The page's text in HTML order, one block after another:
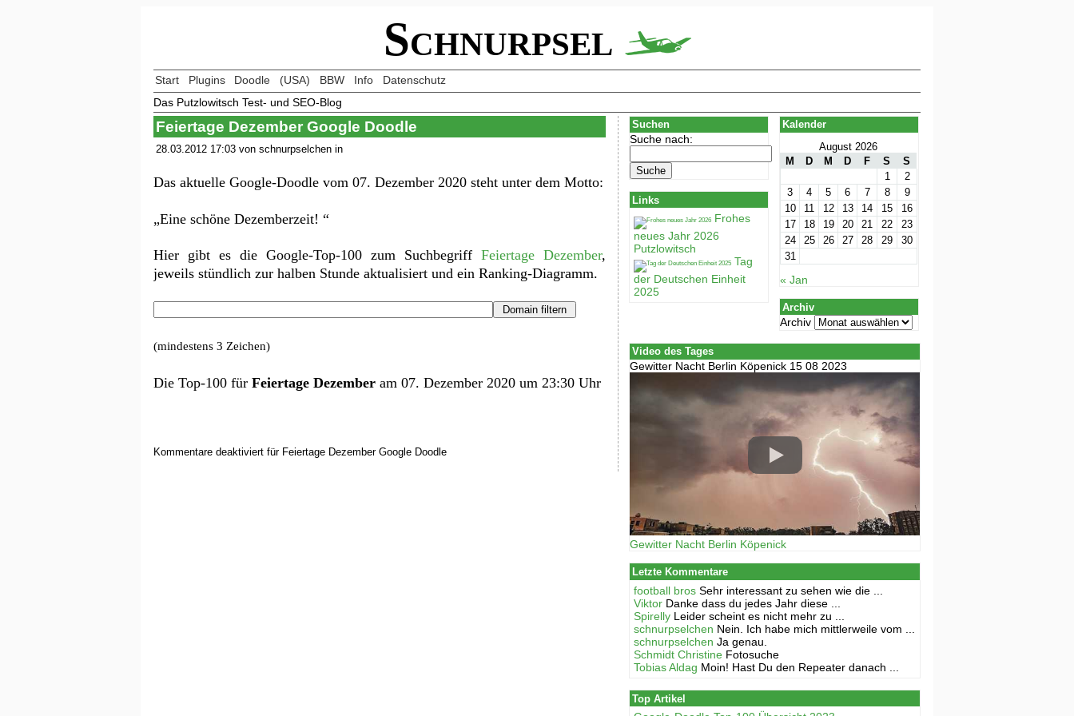
Schnurpsel
Start Plugins Doodle (USA) BBW Info
Datenschutz
Das Putzlowitsch Test- und SEO-Blog
Feiertage Dezember Google Doodle
28.03.2012 17:03 von schnurpselchen in
Das aktuelle Google-Doodle vom 07. Dezember 2020 steht unter dem Motto:
„Eine schöne Dezemberzeit! “
Hier gibt es die Google-Top-100 zum SuchbegriffFeiertage Dezember,
jeweils stündlich zur halben Stunde aktualisiert und ein Ranking-Diagramm.
(mindestens 3 Zeichen)
Die Top-100 für Feiertage Dezember am 07. Dezember 2020 um 23:30 Uhr
Kommentare deaktiviert für Feiertage Dezember Google Doodle
Suchen
Suche nach:
Links
Frohes
neues Jahr 2026
Putzlowitsch
Tag
der Deutschen Einheit
2025
Kalender
August 2026
M
D M D F S
S
1
2
3
4 5 6 7 8
9
10
11 12 13 14 15
16
17
18 19 20 21 22
23
24
25 26 27 28 29
30
31
« Jan
Archiv
Archiv
Video des Tages
Gewitter Nacht Berlin Köpenick 15 08 2023
Gewitter Nacht Berlin Köpenick
Letzte Kommentare
football bros Sehr interessant zu sehen wie die ...
Viktor Danke dass du jedes Jahr diese ...
Spirelly Leider scheint es nicht mehr zu ...
schnurpselchen Nein. Ich habe mich mittlerweile vom ...
schnurpselchen Ja genau.
Schmidt Christine Fotosuche
Tobias Aldag Moin! Hast Du den Repeater danach ...
Top Artikel